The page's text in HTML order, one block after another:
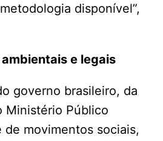
disponível”,
e legais
governo brasileiro, da
Ministério Público
de movimentos sociais,